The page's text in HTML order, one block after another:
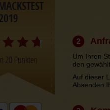
2
Um Ihren
den
Auf dieser
Absenden